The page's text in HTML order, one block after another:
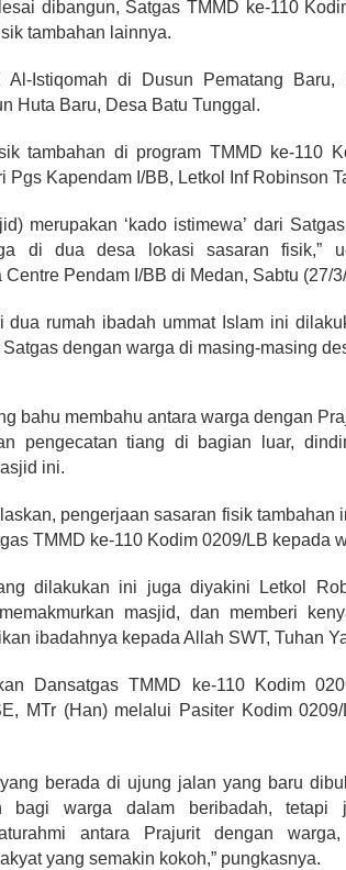
dibangun, Satgas TMMD ke-110
tambahan lainnya.
Al-Istiqomah di Dusun Pematang Baru,
Huta Baru, Desa Batu Tunggal.
tambahan di program TMMD ke-110
Pgs Kapendam I/BB, Letkol Inf Robinson
merupakan ‘kado istimewa’ dari
di dua desa lokasi sasaran fisik,”
Pendam I/BB di Medan, Sabtu (27/
dua rumah ibadah ummat Islam ini
dengan warga di masing-masing
bahu membahu antara warga dengan
pengecatan tiang di bagian luar,
ini.
pengerjaan sasaran fisik tambahan
TMMD ke-110 Kodim 0209/LB kepada
dilakukan ini juga diyakini Letkol
masjid, dan memberi
ibadahnya kepada Allah SWT, Tuhan
Dansatgas TMMD ke-110 Kodim
MTr (Han) melalui Pasiter Kodim
berada di ujung jalan yang baru
bagi warga dalam beribadah, tetapi
antara Prajurit dengan
yang semakin kokoh,” pungkasnya.